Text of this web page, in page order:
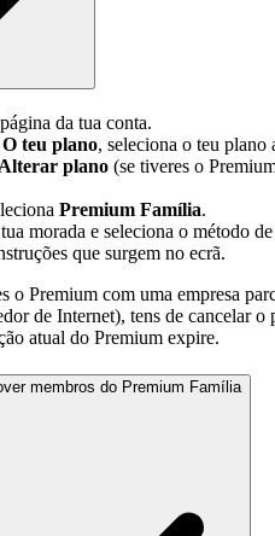
da tua conta.
O teu plano, seleciona o teu plano
Alterar plano (se tiveres o
Premium Família.
morada e seleciona o método
que surgem no ecrã.
o Premium com uma empresa
de Internet), tens de cancelar o
atual do Premium expire.
membros do Premium Família